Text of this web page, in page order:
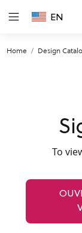
EN
Home Design
To